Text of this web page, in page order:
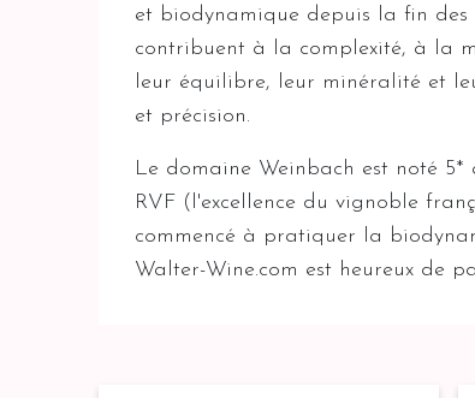
et biodynamique depuis la fin des
contribuent à la complexité, à la
leur équilibre, leur minéralité et
et précision.
Le domaine Weinbach est noté
RVF (l'excellence du vignoble
commencé à pratiquer la
Walter-Wine.com est heureux de